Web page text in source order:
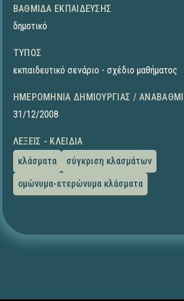
ΒΑΘΜΊΔΑ ΕΚΠΑΊΔΕΥΣΗΣ
δημοτικό
ΤΎΠΟΣ
εκπαιδευτικό σενάριο - σχέδιο μαθήματος
ΗΜΕΡΟΜΗΝΊΑ ΔΗΜΙΟΥΡΓΊΑΣ /
31/12/2008
ΛΈΞΕΙΣ - ΚΛΕΙΔΙΆ
κλάσματα
σύγκριση κλασμάτων
ομώνυμα-ετερώνυμα κλάσματα